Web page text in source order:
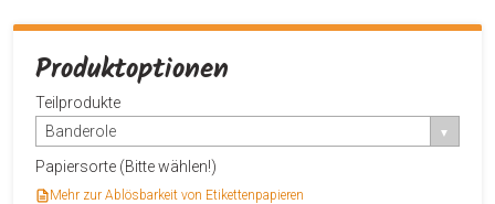
Produktoptionen
Teilprodukte
Banderole
Papiersorte (Bitte wählen!)
Mehr zur Ablösbarkeit von Etikettenpapieren